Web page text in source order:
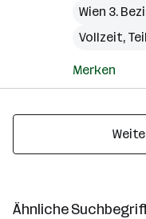
Wien 3.
Vollzeit,
Merken
Ähnliche